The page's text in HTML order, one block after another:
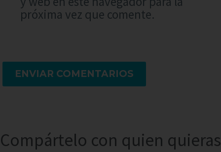
próxima vez que comente.
ENVIAR COMENTARIOS
Compártelo con quien quieras